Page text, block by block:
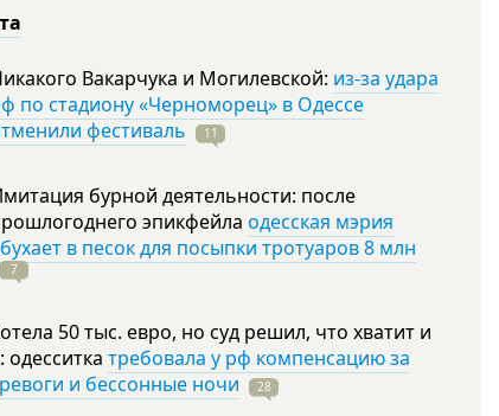
Вакарчука и Могилевской: из-за удара
по стадиону «Черноморец» в Одессе
фестиваль
11
бурной деятельности: после
эпикфейла одесская мэрия
в песок для посыпки тротуаров 8 млн
7
50 тыс. евро, но суд решил, что хватит и
одесситка требовала у рф компенсацию за
и бессонные ночи
28